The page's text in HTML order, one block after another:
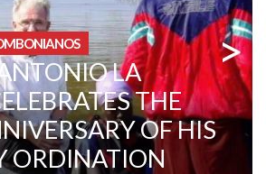
AFRICAN
A CHANGE IN
>